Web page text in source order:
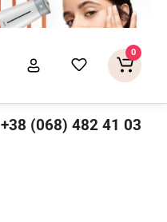
0
+38 (068) 482 41 03